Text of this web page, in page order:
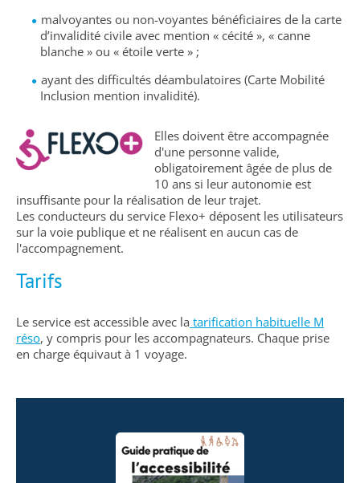
malvoyantes ou non-voyantes bénéficiaires de la carte
d’invalidité civile avec mention « cécité », « canne
blanche » ou « étoile verte » ;
ayant des difficultés déambulatoires (Carte Mobilité
Inclusion mention invalidité).
Elles doivent être accompagnée
d'une personne valide,
obligatoirement âgée de plus de
10 ans si leur autonomie est
insuffisante pour la réalisation de leur trajet.
Les conducteurs du service Flexo+ déposent les utilisateurs
sur la voie publique et ne réalisent en aucun cas de
l'accompagnement.
Tarifs
Le service est accessible avec la tarification habituelle M
réso, y compris pour les accompagnateurs. Chaque prise
en charge équivaut à 1 voyage.